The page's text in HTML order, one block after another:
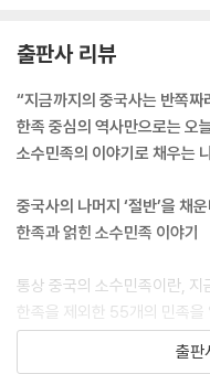
제11장 저
내지로의 이주 557 | 저인의
보 황제 567 | 북방을 통일하
8 | 저녁노을, 저녁 햇살 580 |
제12장 월지
출사하다 598 | 쿠샨 왕조의
610 | 쿠샨의 멸망 614 | 소무
| 천하를 놓고 다투다 623 |
민족 대학살 628 | 후경의 난
의도가 무엇인지 마침내 알게
부자지간의 정 따위는 잔혹한
별로 이상할 것도 없는 일이다.
지 않았다.
진의 밝은 달, 한의 관문은 여전
위청과 이광 장군이 지금도 있
북쪽의 적들이 음산을 넘어오
--- p.45
출판사 리뷰
“지금까지의 중국사는 반쪽짜
한족 중심의 역사만으로는 오
소수민족의 이야기로 채우는
중국사의 나머지 ‘절반’을 채
한족과 얽힌 소수민족 이야기
통상 중국의 소수민족이란,
한족을 제외한 55개의 민족을
이들의 생활상은 조금씩 알려
그들과 관련해 어떠한 이야기
출판